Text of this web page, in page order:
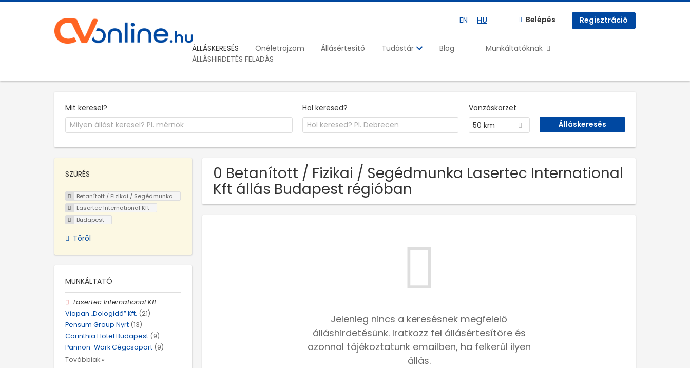
EN HU Belépés Regisztráció
ÁLLÁSKERESÉS Önéletrajzom Állásértesítő Tudástár Blog
Munkáltatóknak
ÁLLÁSHIRDETÉS FELADÁS
Mit keresel? Hol keresed?
Vonzáskörzet
50 km
0 Betanított / Fizikai / Segédmunka Lasertec International
Kft állás Budapest régióban
Jelenleg nincs a keresésnek megfelelő
álláshirdetésünk. Iratkozz fel állásértesítőre és
azonnal tájékoztatunk emailben, ha felkerül ilyen
állás.
SZŰRÉS
Betanított / Fizikai / Segédmunka
Lasertec International Kft
Budapest
Töröl
MUNKÁLTATÓ
Lasertec International Kft
Viapan „Dologidő” Kft. (21)
Pensum Group Nyrt (13)
Corinthia Hotel Budapest (9)
Pannon-Work Cégcsoport (9)
Továbbiak »